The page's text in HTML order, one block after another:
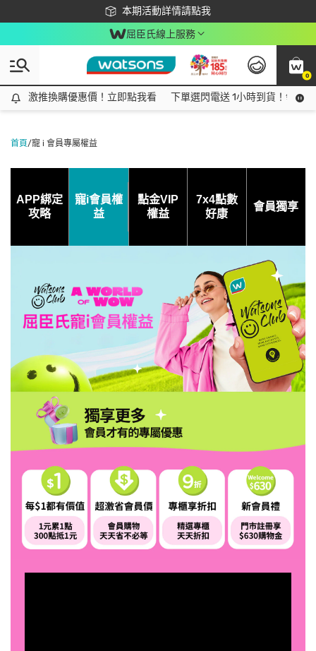
本期活動詳情請點我
下載app最高回饋$350
屈臣氏線上服務
0
激推換購優惠價！立即點我看
激推換購優惠價！立即點我看 下單選閃電送 1小時到貨！領神
首頁/寵 i 會員專屬權益
APP綁定
攻略
寵i會員權
益
點金VIP
權益
7x4點數
好康
會員獨享